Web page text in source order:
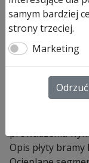
Brama
LPU42
Brama
renowacyjny
Decograin, a
prowadzenia
Opis płyty bramy
samym bardziej
strony trzeciej.
Marketing